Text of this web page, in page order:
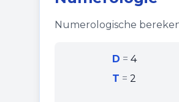
Numerologische
D = 4
T =2